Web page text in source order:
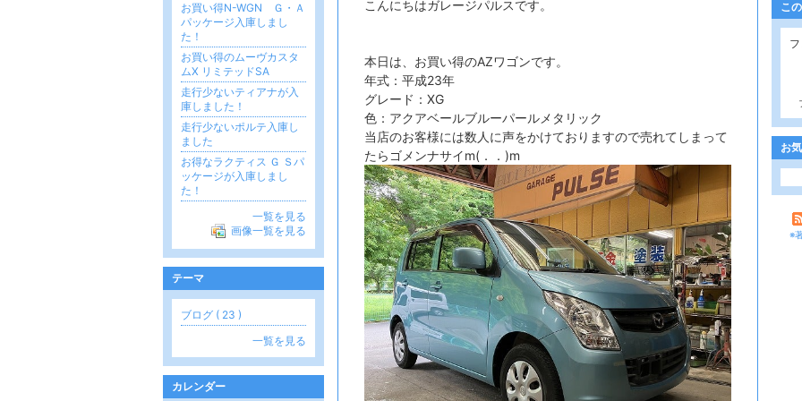
こんにちはガレージパルスです。
本日は、お買い得のAZワゴンです。
年式：平成23年
グレード：XG
色：アクアベールブルーパールメタリック
当店のお客様には数人に声をかけておりますので売れてしまって
たらゴメンナサイm(．．)m
こ
お
※
お買い得N-WGN Ｇ・Ａ
パッケージ入庫しまし
た！
お買い得のムーヴカスタ
ムX リミテッドSA
走行少ないティアナが入
庫しました！
走行少ないポルテ入庫し
ました
お得なラクティス Ｇ Ｓパ
ッケージが入庫しまし
た！
一覧を見る
画像一覧を見る
テーマ
ブログ ( 23 )
一覧を見る
カレンダー